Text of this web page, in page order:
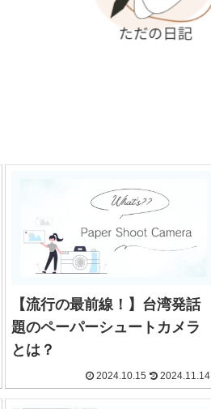
【流行の最前線！】台湾発話
題のペーパーシュートカメラ
とは？
2024.10.15 2024.11.14